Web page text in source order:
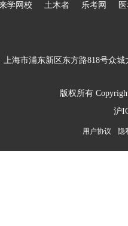
学网校 土木者 乐考网
上海市浦东新区东方路818号众城
版权所有
沪
用户协议 隐